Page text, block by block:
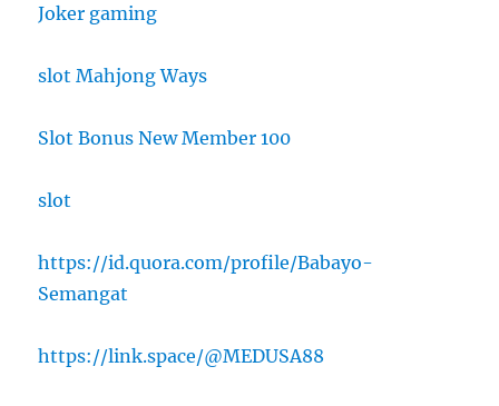
Joker gaming
slot Mahjong Ways
Slot Bonus New Member 100
slot
https://id.quora.com/profile/Babayo-
Semangat
https://link.space/@MEDUSA88